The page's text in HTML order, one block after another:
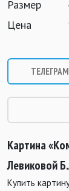
Размер
Цена
ТЕЛЕГРАМ
Картина
Левиковой
Купить